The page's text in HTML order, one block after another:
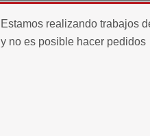
Estamos realizando trabajos
y no es posible hacer pedidos